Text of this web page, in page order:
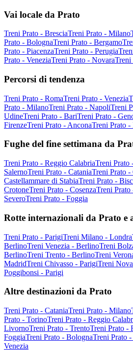
Vai locale da Prato
Treni Prato - BresciaTreni Prato - Milano
Prato - BolognaTreni Prato - Bergamo
Prato - PiacenzaTreni Prato - Perugia
Prato - VeneziaTreni Prato - NovaraTreni
Percorsi di tendenza
Treni Prato - RomaTreni Prato - Venezia
Prato - MilanoTreni Prato - NapoliTreni
UdineTreni Prato - BariTreni Prato -
FirenzeTreni Prato - AnconaTreni Prato -
Fughe del fine settimana da
Treni Prato - Reggio CalabriaTreni Prato
SalernoTreni Prato - CataniaTreni Prato -
Castellammare di StabiaTreni Prato -
CrotoneTreni Prato - CosenzaTreni Prato
SeveroTreni Prato - Foggia
Rotte internazionali da Prato e
Treni Prato - ParigiTreni Milano - Londra
BerlinoTreni Venezia - BerlinoTreni
BerlinoTreni Trento - BerlinoTreni
MadridTreni Chivasso - ParigiTreni
Poggibonsi - Parigi
Altre destinazioni da Prato
Treni Prato - CataniaTreni Prato - Milano
Prato - TorinoTreni Prato - Reggio
LivornoTreni Prato - TrentoTreni Prato -
FoggiaTreni Prato - BolognaTreni Prato -
Venezia